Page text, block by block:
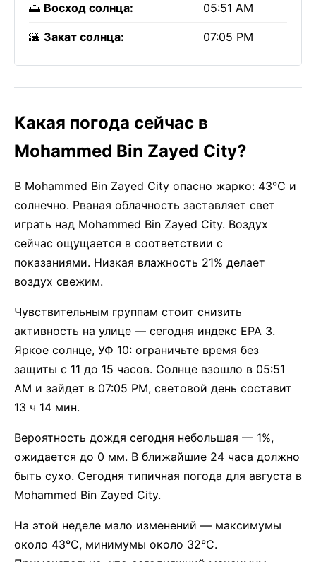
🌅 Восход солнца: 05:51 AM
🌇 Закат солнца: 07:05 PM
Какая погода сейчас в
Mohammed Bin Zayed City?
В Mohammed Bin Zayed City опасно жарко: 43°C и
солнечно. Рваная облачность заставляет свет
играть над Mohammed Bin Zayed City. Воздух
сейчас ощущается в соответствии с
показаниями. Низкая влажность 21% делает
воздух свежим.
Чувствительным группам стоит снизить
активность на улице — сегодня индекс EPA 3.
Яркое солнце, УФ 10: ограничьте время без
защиты с 11 до 15 часов. Солнце взошло в 05:51
AM и зайдет в 07:05 PM, световой день составит
13 ч 14 мин.
Вероятность дождя сегодня небольшая — 1%,
ожидается до 0 мм. В ближайшие 24 часа должно
быть сухо. Сегодня типичная погода для августа в
Mohammed Bin Zayed City.
На этой неделе мало изменений — максимумы
около 43°C, минимумы около 32°C.